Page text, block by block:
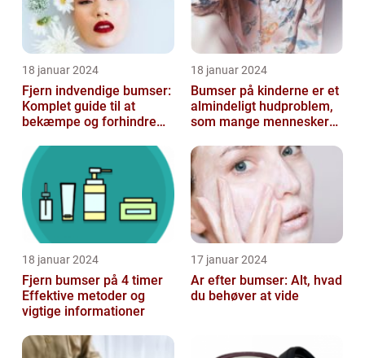
18 januar 2024
Fjern indvendige bumser:
Komplet guide til at
bekæmpe og forhindre
18 januar 2024
Bumser på kinderne er et
almindeligt hudproblem,
som mange mennesker
18 januar 2024
Fjern bumser på 4 timer
Effektive metoder og
vigtige informationer
17 januar 2024
Ar efter bumser: Alt, hvad
du behøver at vide